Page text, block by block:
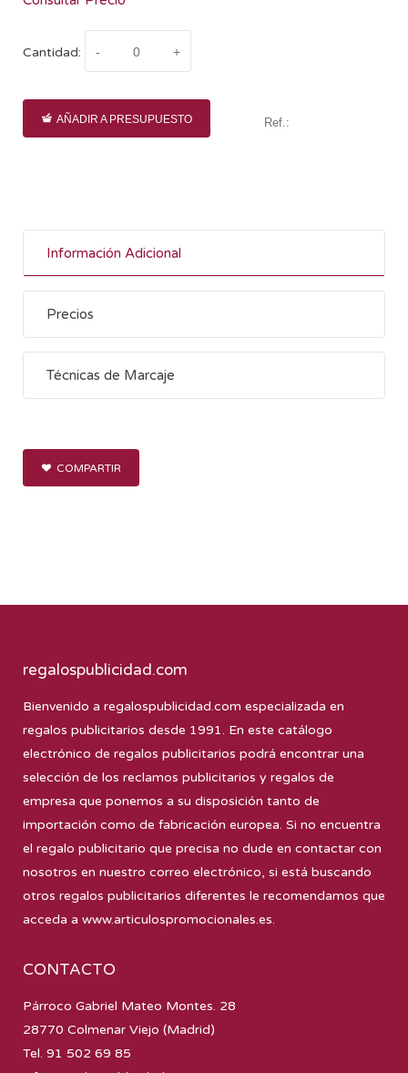
Cantidad:
AÑADIR A PRESUPUESTO Ref.:
Información Adicional
Precios
Técnicas de Marcaje
COMPARTIR
regalospublicidad.com
Bienvenido a regalospublicidad.com especializada en
regalos publicitarios desde 1991. En este catálogo
electrónico de regalos publicitarios podrá encontrar una
selección de los reclamos publicitarios y regalos de
empresa que ponemos a su disposición tanto de
importación como de fabricación europea. Si no encuentra
el regalo publicitario que precisa no dude en contactar con
nosotros en nuestro correo electrónico, si está buscando
otros regalos publicitarios diferentes le recomendamos que
acceda a www.articulospromocionales.es.
CONTACTO
Párroco Gabriel Mateo Montes. 28
28770 Colmenar Viejo (Madrid)
Tel. 91 502 69 85